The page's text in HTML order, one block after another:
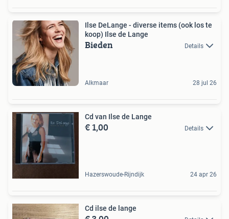
Ilse DeLange - diverse items (ook los te
koop) Ilse de Lange
Bieden Details
Alkmaar 28 jul 26
Cd van Ilse de Lange
€ 1,00 Details
Hazerswoude-Rijndijk 24 apr 26
Cd ilse de lange